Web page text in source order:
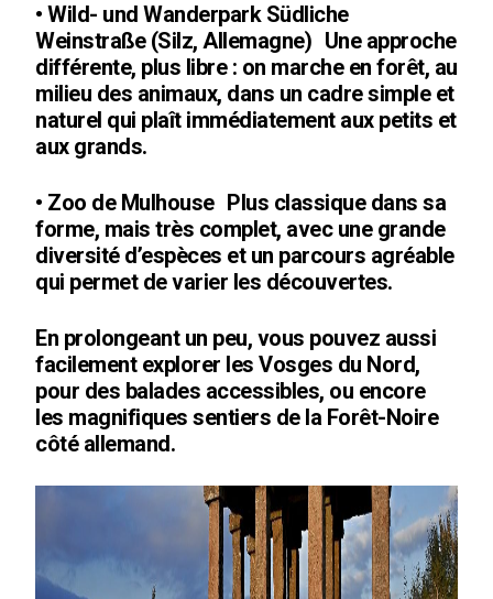
• Wild- und Wanderpark Südliche
Weinstraße (Silz, Allemagne) Une approche
différente, plus libre : on marche en forêt, au
milieu des animaux, dans un cadre simple et
naturel qui plaît immédiatement aux petits et
aux grands.
• Zoo de Mulhouse Plus classique dans sa
forme, mais très complet, avec une grande
diversité d’espèces et un parcours agréable
qui permet de varier les découvertes.
En prolongeant un peu, vous pouvez aussi
facilement explorer les Vosges du Nord,
pour des balades accessibles, ou encore
les magnifiques sentiers de la Forêt-Noire
côté allemand.